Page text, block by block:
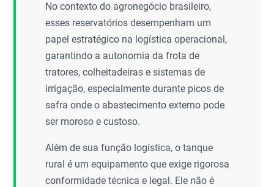
No contexto do agronegócio brasileiro,
esses reservatórios desempenham um
papel estratégico na logística operacional,
garantindo a autonomia da frota de
tratores, colheitadeiras e sistemas de
irrigação, especialmente durante picos de
safra onde o abastecimento externo pode
ser moroso e custoso.
Além de sua função logística, o tanque
rural é um equipamento que exige rigorosa
conformidade técnica e legal. Ele não é